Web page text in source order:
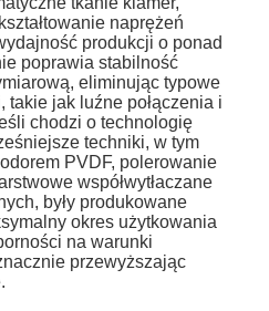
naprężeń
produkcji o ponad
poprawia stabilność
eliminując typowe
jak luźne połączenia i
chodzi o technologię
techniki, w tym
PVDF, polerowanie
współwytłaczane
były produkowane
okres użytkowania
na warunki
przewyższając